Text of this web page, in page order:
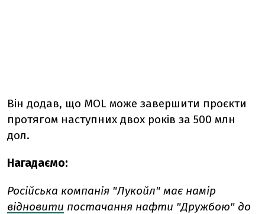
Він додав, що MOL може завершити проєкти
протягом наступних двох років за 500 млн
дол.
Нагадаємо:
Російська компанія "Лукойл" має намір
відновити постачання нафти "Дружбою" до